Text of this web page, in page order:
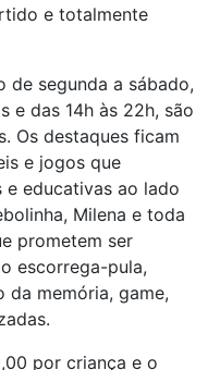
e totalmente
de segunda a sábado,
e das 14h às 22h, são
Os destaques ficam
e jogos que
e educativas ao lado
Milena e toda
prometem ser
escorrega-pula,
da memória, game,
por criança e o